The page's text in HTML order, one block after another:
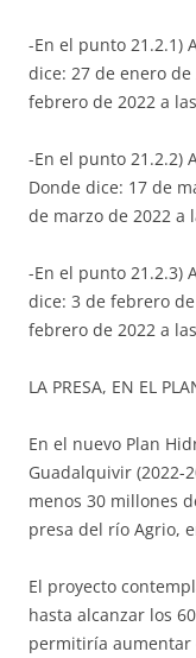
-En el punto 21.2.1)
dice: 27 de enero de
febrero de 2022 a
-En el punto 21.2.2)
Donde dice: 17 de
de marzo de 2022 a
-En el punto 21.2.3)
dice: 3 de febrero
febrero de 2022 a
LA PRESA, EN EL
En el nuevo Plan
Guadalquivir (2022-
menos 30 millones
presa del río Agrio,
El proyecto
hasta alcanzar los
permitiría aumentar